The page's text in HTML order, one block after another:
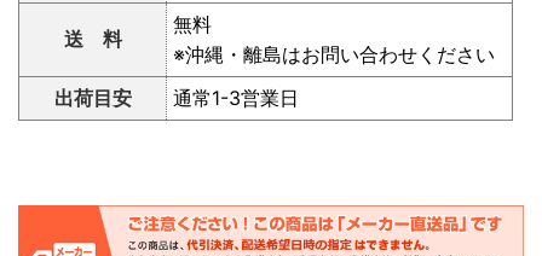
送 料
無料
※沖縄・離島はお問い合わせください
出荷目安
通常1-3営業日